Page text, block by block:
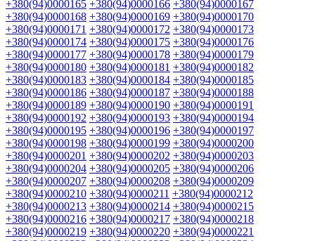
+380(94)0000165 +380(94)0000166 +380(94)0000167
+380(94)0000168 +380(94)0000169 +380(94)0000170
+380(94)0000171 +380(94)0000172 +380(94)0000173
+380(94)0000174 +380(94)0000175 +380(94)0000176
+380(94)0000177 +380(94)0000178 +380(94)0000179
+380(94)0000180 +380(94)0000181 +380(94)0000182
+380(94)0000183 +380(94)0000184 +380(94)0000185
+380(94)0000186 +380(94)0000187 +380(94)0000188
+380(94)0000189 +380(94)0000190 +380(94)0000191
+380(94)0000192 +380(94)0000193 +380(94)0000194
+380(94)0000195 +380(94)0000196 +380(94)0000197
+380(94)0000198 +380(94)0000199 +380(94)0000200
+380(94)0000201 +380(94)0000202 +380(94)0000203
+380(94)0000204 +380(94)0000205 +380(94)0000206
+380(94)0000207 +380(94)0000208 +380(94)0000209
+380(94)0000210 +380(94)0000211 +380(94)0000212
+380(94)0000213 +380(94)0000214 +380(94)0000215
+380(94)0000216 +380(94)0000217 +380(94)0000218
+380(94)0000219 +380(94)0000220 +380(94)0000221